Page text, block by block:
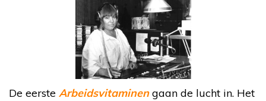
De eerste Arbeidsvitaminengaan de lucht in. Het